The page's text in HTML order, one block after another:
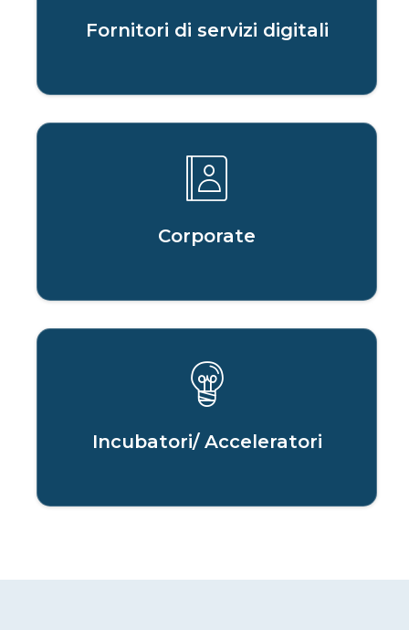
Fornitori di servizi digitali
Corporate
Incubatori/ Acceleratori